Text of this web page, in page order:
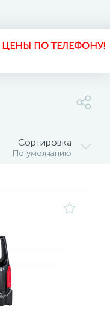
ЦЕНЫ ПО ТЕЛЕФОНУ!
Сортировка
По умолчанию